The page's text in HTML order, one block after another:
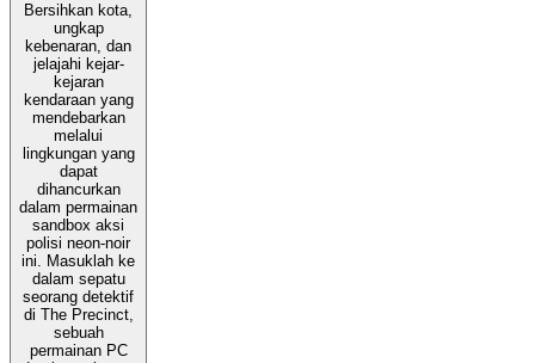
Bersihkan kota,
ungkap
kebenaran, dan
jelajahi kejar-
kejaran
kendaraan yang
mendebarkan
melalui
lingkungan yang
dapat
dihancurkan
dalam permainan
sandbox aksi
polisi neon-noir
ini. Masuklah ke
dalam sepatu
seorang detektif
di The Precinct,
sebuah
permainan PC